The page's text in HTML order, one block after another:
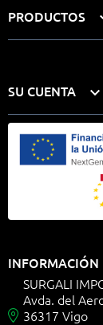
PRODUCTOS
SU CUENTA 

SURGALI
Avda. del
36317 Vigo